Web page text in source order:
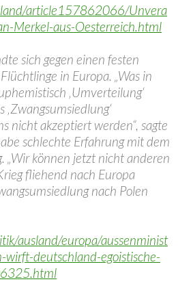
article157862066/Unvera
Merkel-aus-Oesterreich.html
sich gegen einen festen
in Europa. „Was in
‚Umverteilung‘
nicht akzeptiert werden“, sagte
schlechte Erfahrung mit dem
„Wir können jetzt nicht anderen
fliehend nach Europa
nach Polen
ausland/europa/aussenminist
wirft-deutschland-egoistische-